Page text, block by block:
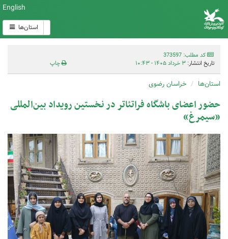
English
استان‌ها
کد مطلب: 373597
تاریخ انتشار: ۳ خرداد ۱۴۰۵ - ۱۰:۴۳ چاپ
استان‌ها خراسان رضوی
حضور اعضای باشگاه فراتئاتر در نخستین رویداد بین‌المللی
«سیمرغ»